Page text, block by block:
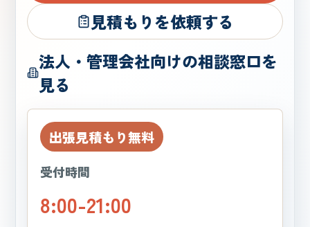
見積もりを依頼する
法人・管理会社向けの相談窓口を
見る
出張見積もり無料
受付時間
8:00-21:00